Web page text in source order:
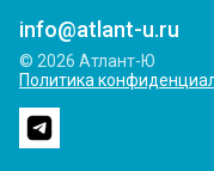
info@atlant-u.ru
© 2026 Атлант-Ю
Политика